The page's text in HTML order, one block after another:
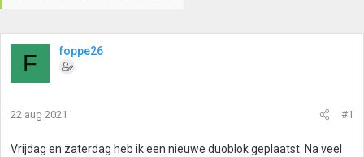
F foppe26
22 aug 2021 #1
Vrijdag en zaterdag heb ik een nieuwe duoblok geplaatst. Na veel